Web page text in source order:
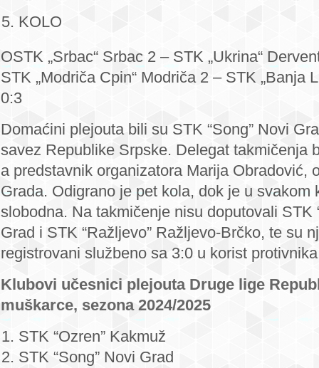
KOLO
OSTK „Srbac“ Srbac 2 – STK „Ukrina“
STK „Modriča Cpin“ Modriča 2 – STK „Banja
0:3
Domaćini plejouta bili su STK “Song” Novi
savez Republike Srpske. Delegat takmičenja
a predstavnik organizatora Marija Obradović,
Grada. Odigrano je pet kola, dok je u svakom
slobodna. Na takmičenje nisu doputovali STK
Grad i STK “Ražljevo” Ražljevo-Brčko, te su
registrovani službeno sa 3:0 u korist
Klubovi učesnici plejouta Druge lige
muškarce, sezona 2024/2025
STK “Ozren” Kakmuž
STK “Song” Novi Grad